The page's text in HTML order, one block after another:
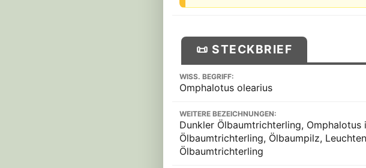
📜 STECKBRIEF
WISS. BEGRIFF:
Omphalotus olearius
WEITERE BEZEICHNUNGEN:
Dunkler Ölbaumtrichterling,
Ölbaumtrichterling, Ölbaumpilz,
Ölbaumtrichterling